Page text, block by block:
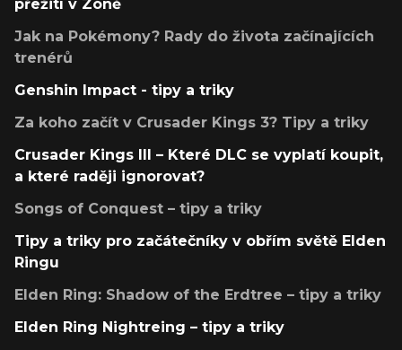
přežití v Zóně
Jak na Pokémony? Rady do života začínajících
trenérů
Genshin Impact - tipy a triky
Za koho začít v Crusader Kings 3? Tipy a triky
Crusader Kings III – Které DLC se vyplatí koupit,
a které raději ignorovat?
Songs of Conquest – tipy a triky
Tipy a triky pro začátečníky v obřím světě Elden
Ringu
Elden Ring: Shadow of the Erdtree – tipy a triky
Elden Ring Nightreing – tipy a triky